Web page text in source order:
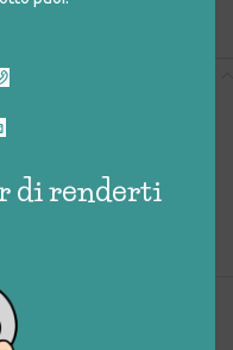
di renderti